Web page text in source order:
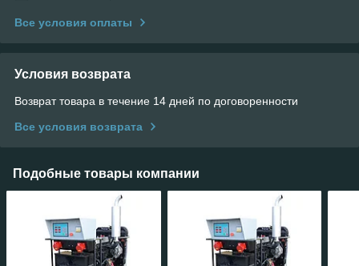
Все условия оплаты
Условия возврата
Возврат товара в течение 14 дней по договоренности
Все условия возврата
Подобные товары компании